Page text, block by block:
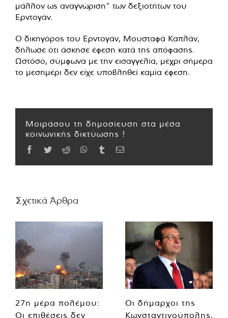
μάλλον ως αναγνώριση” των δεξιοτήτων του
Ερντογάν.
Ο δικηγόρος του Ερντογάν, Μουσταφά Καπλάν,
δήλωσε ότι άσκησε έφεση κατά της απόφασης.
Ωστόσο, σύμφωνα με την εισαγγελία, μέχρι σήμερα
το μεσημέρι δεν είχε υποβληθεί καμία έφεση.
Μοιράσου τη δημοσίευση στα μέσα
κοινωνικής δικτύωσης !
Facebook
TwitterReddit WhatsApp
TumblrEmail
Σχετικά Άρθρα
27η μέρα πολέμου:
Οι επιθέσεις δεν
Οι δήμαρχοι της
Κωνσταντινούπολης,